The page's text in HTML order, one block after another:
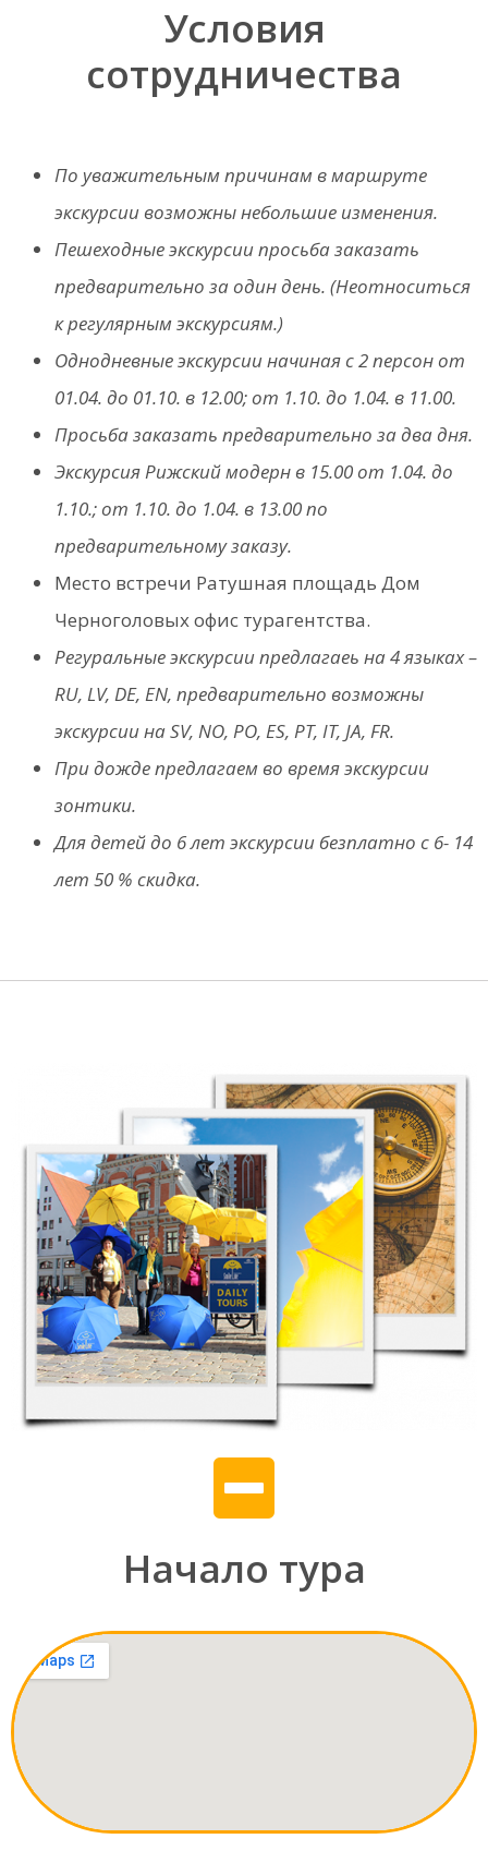
Условия
сотрудничества
По уважительным причинам в маршруте
экскурсии возможны небольшие изменения.
Пешеходные экскурсии просьба заказать
предварительно за один день. (Неотноситься
к регулярным экскурсиям.)
Однодневные экскурсии начиная с 2 персон om
01.04. дo 01.10. в 12.00; om 1.10. дo 1.04. в 11.00.
Просьба заказать предварительно за два дня.
Экскурсия Рижский модерн в 15.00 от 1.04. дo
1.10.; от 1.10. дo 1.04. в 13.00 по
предварительному заказу.
Место встречи Ратушная площадь Дом
Черноголовых офис турагентства.
Регуральные экскурсии предлагаеь на 4 языках –
RU, LV, DE, EN, предварительно возможны
экскурсии на SV, NO, PO, ES, PT, IT, JA, FR.
При дожде предлагаем во время экскурсии
зонтики.
Для детей до 6 лет экскурсии безплатно с 6- 14
лет 50 % скидка.
Начало тура